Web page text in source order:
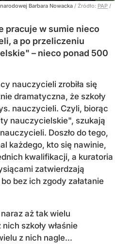
Barbara Nowacka / Źródło: PAP /
pracuje w sumie nieco
a po przeliczeniu
– nieco ponad 500
nauczycieli zrobiła się
dramatyczna, że szkoły
nauczycieli. Czyli, biorąc
nauczycielskie", szukają
Doszło do tego,
każdego, kto się nawinie,
kwalifikacji, a kuratoria
zatwierdzają
bez ich zgody załatanie
aż tak wielu
szkoły właśnie
z nich nagle...